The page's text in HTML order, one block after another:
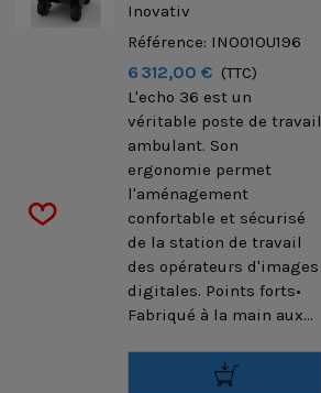
Inovativ
Référence: INO01OU196
6 312,00 € (TTC)
L'echo 36 est un
véritable poste de travail
ambulant. Son
ergonomie permet
l'aménagement
confortable et sécurisé
de la station de travail
des opérateurs d'images
digitales. Points forts•
Fabriqué à la main aux...